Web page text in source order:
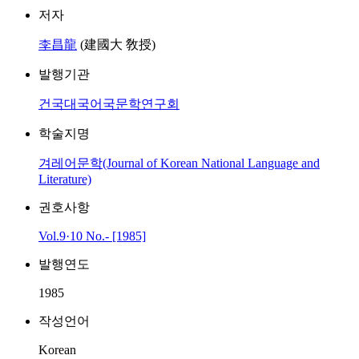
저자
李昌龍 (建國大 敎授)
발행기관
건국대국어국문학연구회
학술지명
겨레어문학(Journal of Korean National Language and
Literature)
권호사항
Vol.9·10 No.- [1985]
발행연도
1985
작성언어
Korean